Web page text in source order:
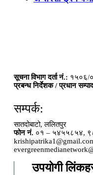
सूचना विभाग दर्ता नं.: १५०६/
प्रबन्ध निर्देशक / प्रधान
सम्पर्क:
सातदोबाटो, ललितपुर
फोन नं. ०१ – ५४५५८५४,
उपयोगी